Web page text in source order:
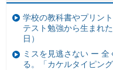
学校の教科書やプリン
テスト勉強から生まれ
日）
ミスを見逃さない ー
る。「カケルタイピン